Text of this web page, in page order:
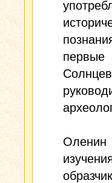
первые
Оленин